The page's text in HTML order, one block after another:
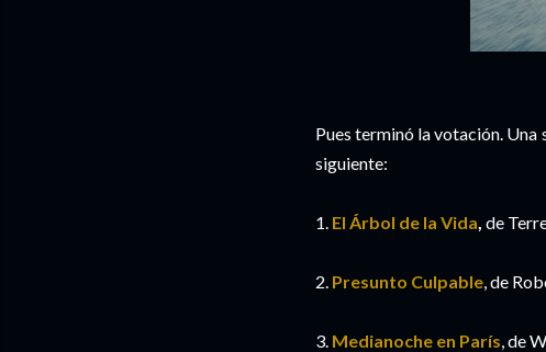
Pues terminó la votación. Una
siguiente:
1. El Árbol de la Vida, de
2. Presunto Culpable, de
3. Medianoche en París, de